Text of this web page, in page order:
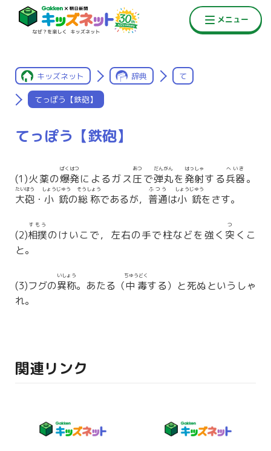
キッズネット 辞典 て
てっぽう【鉄砲】
てっぽう【鉄砲】
(1)火薬の爆発
ばくはつ
によるガス圧
あつ
で弾丸
だんがん
を 発射
はっしゃ
する兵器
へいき
。
大砲
たいほう
・ 小銃
しょうじゅう
の総称
そうしょう
であるが， 普通
ふつう
は小銃
しょうじゅう
をさす。
(2)相撲
すもう
のけいこで，左右の手で柱などを強く 突
つ
くこ
と。
(3)フグの異称
いしょう
。あたる（中毒
ちゅうどく
する）と死ぬというしゃ
れ。
関連リンク